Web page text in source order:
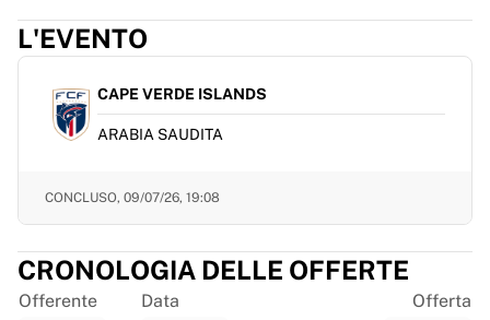
EF Education
Team Jayco AlUla
France Rugby
ASM Clermont Auvergne
Harlequins
Visualizza tutto il rugby
Cricket
England Cricket
L'EVENTO
CAPE VERDE ISLANDS
ARABIA SAUDITA
CONCLUSO, 09/07/26, 19:08
CRONOLOGIA DELLE OFFERTE
Offerente Data Offerta